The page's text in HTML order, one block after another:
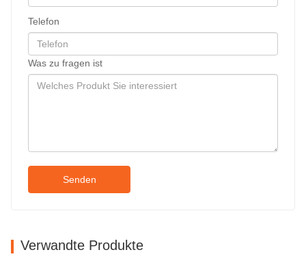
Telefon
Was zu fragen ist
Senden
Verwandte Produkte